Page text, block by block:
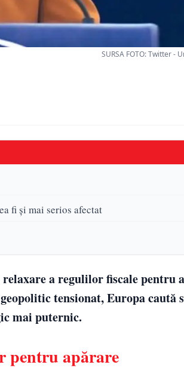
SURSA FOTO: Twitter -
fi și mai serios afectat
a regulilor fiscale pentru
tensionat, Europa caută
mai puternic.
pentru apărare